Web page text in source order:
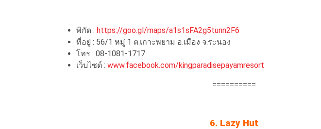
พิกัด : https://goo.gl/maps/a1s1sFA2g5tunn2F6
ที่อยู่ : 56/1 หมู่ 1 ต.เกาะพยาม อ.เมือง จ.ระนอง
โทร : 08-1081-1717
เว็บไซต์ : www.facebook.com/kingparadisepayamresort
==========
6. Lazy Hut